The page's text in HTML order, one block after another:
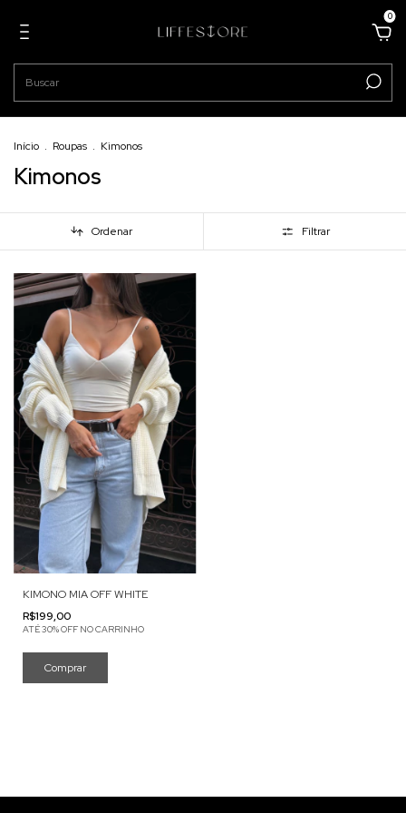
0
Início . Roupas . Kimonos
Kimonos
Ordenar Filtrar
KIMONO MIA OFF WHITE
R$199,00
ATÉ 30% OFF NO CARRINHO